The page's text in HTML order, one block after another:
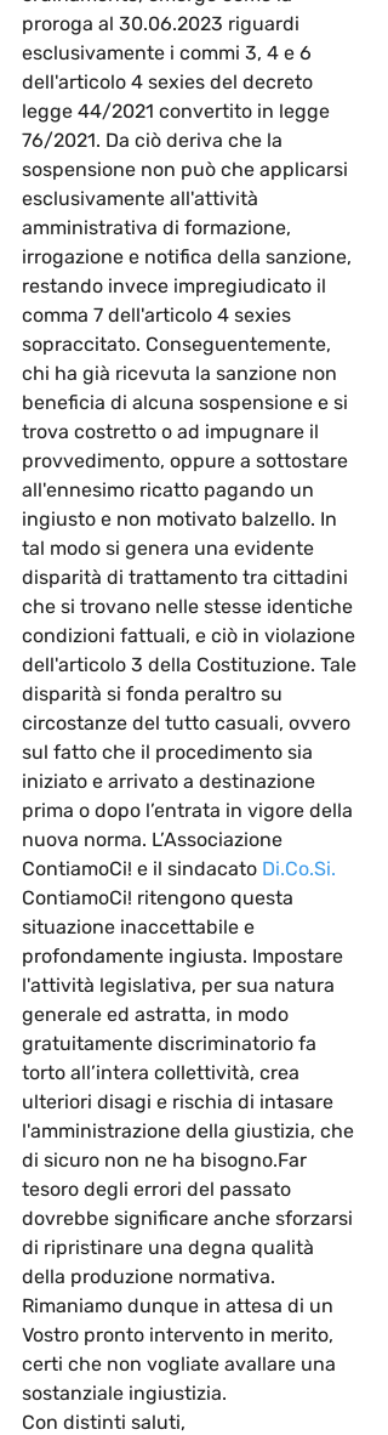
proroga al 30.06.2023 riguardi
esclusivamente i commi 3, 4 e 6
dell'articolo 4 sexies del decreto
legge 44/2021 convertito in legge
76/2021. Da ciò deriva che la
sospensione non può che applicarsi
esclusivamente all'attività
amministrativa di formazione,
irrogazione e notifica della sanzione,
restando invece impregiudicato il
comma 7 dell'articolo 4 sexies
sopraccitato. Conseguentemente,
chi ha già ricevuta la sanzione non
beneficia di alcuna sospensione e si
trova costretto o ad impugnare il
provvedimento, oppure a sottostare
all'ennesimo ricatto pagando un
ingiusto e non motivato balzello. In
tal modo si genera una evidente
disparità di trattamento tra cittadini
che si trovano nelle stesse identiche
condizioni fattuali, e ciò in violazione
dell'articolo 3 della Costituzione. Tale
disparità si fonda peraltro su
circostanze del tutto casuali, ovvero
sul fatto che il procedimento sia
iniziato e arrivato a destinazione
prima o dopo l’entrata in vigore della
nuova norma. L’Associazione
ContiamoCi! e il sindacato Di.Co.Si.
ContiamoCi! ritengono questa
situazione inaccettabile e
profondamente ingiusta. Impostare
l'attività legislativa, per sua natura
generale ed astratta, in modo
gratuitamente discriminatorio fa
torto all’intera collettività, crea
ulteriori disagi e rischia di intasare
l'amministrazione della giustizia, che
di sicuro non ne ha bisogno.Far
tesoro degli errori del passato
dovrebbe significare anche sforzarsi
di ripristinare una degna qualità
della produzione normativa.
Rimaniamo dunque in attesa di un
Vostro pronto intervento in merito,
certi che non vogliate avallare una
sostanziale ingiustizia.
Con distinti saluti,